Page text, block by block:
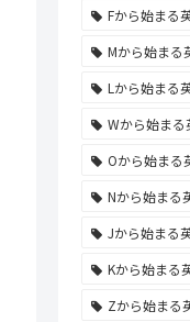
Fから始まる
Mから始まる
Lから始まる
Wから始まる
Oから始まる
Nから始まる
Jから始まる
Kから始まる
Zから始まる